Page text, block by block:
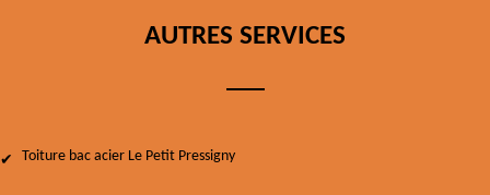
AUTRES SERVICES
Toiture bac acier Le Petit Pressigny